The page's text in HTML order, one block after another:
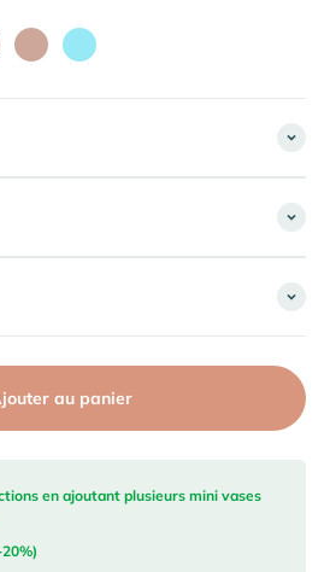
Beige LatteBleu Iceberg
au panier
en ajoutant plusieurs mini vases